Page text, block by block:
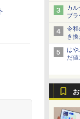
カ
ブ
当選
令和
き
ム」
はや
だ値